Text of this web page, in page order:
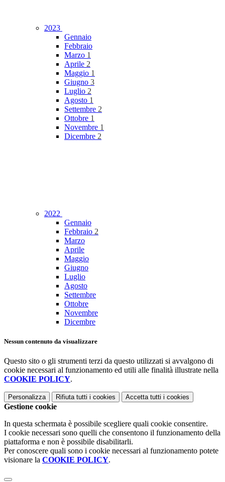
2023
Gennaio
Febbraio
Marzo 1
Aprile 2
Maggio 1
Giugno 3
Luglio 2
Agosto 1
Settembre 2
Ottobre 1
Novembre 1
Dicembre 2
2022
Gennaio
Febbraio 2
Marzo
Aprile
Maggio
Giugno
Luglio
Agosto
Settembre
Ottobre
Novembre
Dicembre
Nessun contenuto da visualizzare
Questo sito o gli strumenti terzi da questo utilizzati si avvalgono di
cookie necessari al funzionamento ed utili alle finalità illustrate nella
COOKIE POLICY.
Personalizza Rifiuta tutti i cookies Accetta tutti i cookies
Gestione cookie
In questa schermata è possibile scegliere quali cookie consentire.
I cookie necessari sono quelli che consentono il funzionamento della
piattaforma e non è possibile disabilitarli.
Per conoscere quali sono i cookie necessari al funzionamento potete
visionare la COOKIE POLICY.